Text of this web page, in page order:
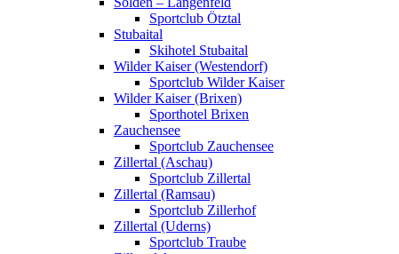
Sportclub Ötztal
Stubaital
Skihotel Stubaital
Wilder Kaiser (Westendorf)
Sportclub Wilder Kaiser
Wilder Kaiser (Brixen)
Sporthotel Brixen
Zauchensee
Sportclub Zauchensee
Zillertal (Aschau)
Sportclub Zillertal
Zillertal (Ramsau)
Sportclub Zillerhof
Zillertal (Uderns)
Sportclub Traube